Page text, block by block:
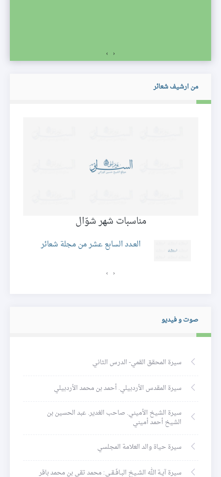
‹
›
من ارشيف شعائر
مناسبات شهر شوّال
العـدد السابع عشر من مجلة شعائر
‹
›
صوت و فيديو
سيرة المحقق القمي- الدرس الثاني
سيرة المقدس الأردبيلي. أحمد بن محمد الأردبيلي
سيرة الشيخ الأميني. صاحب الغدير. عبد الحسين بن
الشيخ أحمد أميني
سيرة حياة والد العلامة المجلسي
سيرة آيـة الله الشـيخ البـافَـقـي: محمد تقي بن محمد باقر